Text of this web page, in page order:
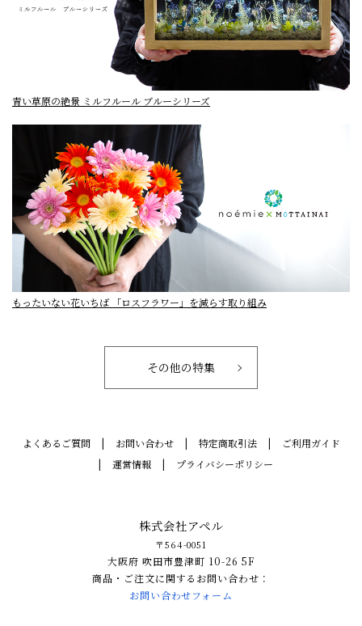
青い草原の絶景 ミルフルール ブルーシリーズ
もったいない花いちば 「ロスフラワー」を減らす取り組み
その他の特集
よくあるご質問 お問い合わせ 特定商取引法
ご利用ガイド
運営情報
プライバシーポリシー
株式会社アペル
〒564-0051
大阪府 吹田市豊津町 10-26 5F
商品・ご注文に関するお問い合わせ：
お問い合わせフォーム